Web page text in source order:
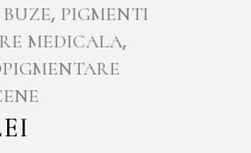
, PIGMENTI
MEDICALA,